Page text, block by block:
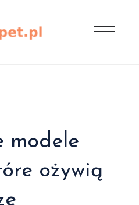
modele
ożywią